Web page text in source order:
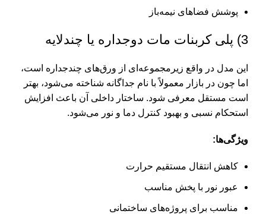
پوشش فضاهای نیمه‌باز
3) پلی کربنات مات دوجداره یا چندلایه
این مدل در واقع زیرمجموعه‌ای از ورق‌های چندجداره است،
اما چون در بازار معمولاً با نام جداگانه شناخته می‌شود، بهتر
است مستقل معرفی شود. ساختار داخلی آن باعث افزایش
استحکام نسبی و بهبود کنترل دما و نور می‌شود.
ویژگی‌ها:
کاهش انتقال مستقیم حرارت
عبور نور با پخش مناسب
مناسب برای پروژه‌های ساختمانی